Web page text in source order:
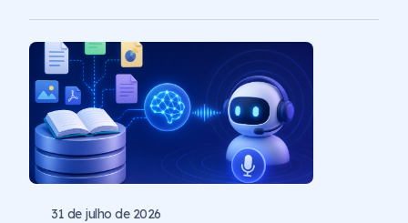
31 de julho de 2026